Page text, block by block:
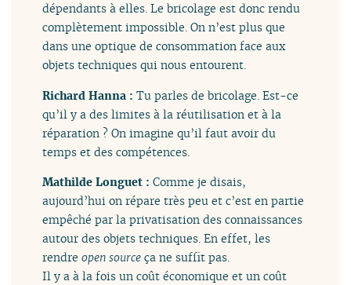
dépendants à elles. Le bricolage est donc rendu
complètement impossible. On n’est plus que
dans une optique de consommation face aux
objets techniques qui nous entourent.
Richard Hanna :Tu parles de bricolage. Est-ce
qu’il y a des limites à la réutilisation et à la
réparation ? On imagine qu’il faut avoir du
temps et des compétences.
Mathilde Longuet :Comme je disais,
aujourd’hui on répare très peu et c’est en partie
empêché par la privatisation des connaissances
autour des objets techniques. En effet, les
rendreopen source ça ne suffit pas.
Il y a à la fois un coût économique et un coût